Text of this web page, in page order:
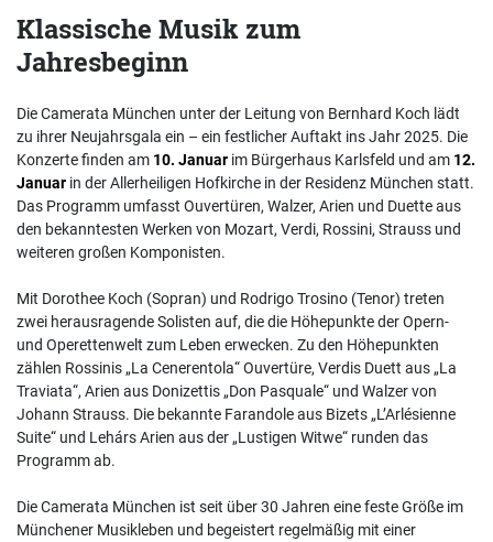
Klassische Musik zum
Jahresbeginn
Die Camerata München unter der Leitung von Bernhard Koch lädt
zu ihrer Neujahrsgala ein – ein festlicher Auftakt ins Jahr 2025. Die
Konzerte finden am 10. Januar im Bürgerhaus Karlsfeld und am 12.
Januar in der Allerheiligen Hofkirche in der Residenz München statt.
Das Programm umfasst Ouvertüren, Walzer, Arien und Duette aus
den bekanntesten Werken von Mozart, Verdi, Rossini, Strauss und
weiteren großen Komponisten.
Mit Dorothee Koch (Sopran) und Rodrigo Trosino (Tenor) treten
zwei herausragende Solisten auf, die die Höhepunkte der Opern-
und Operettenwelt zum Leben erwecken. Zu den Höhepunkten
zählen Rossinis „La Cenerentola“ Ouvertüre, Verdis Duett aus „La
Traviata“, Arien aus Donizettis „Don Pasquale“ und Walzer von
Johann Strauss. Die bekannte Farandole aus Bizets „L’Arlésienne
Suite“ und Lehárs Arien aus der „Lustigen Witwe“ runden das
Programm ab.
Die Camerata München ist seit über 30 Jahren eine feste Größe im
Münchener Musikleben und begeistert regelmäßig mit einer